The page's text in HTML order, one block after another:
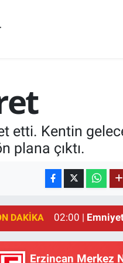
etti. Kentin
plana çıktı.
DAKIKA
01:00 |
Erzincan Merkez